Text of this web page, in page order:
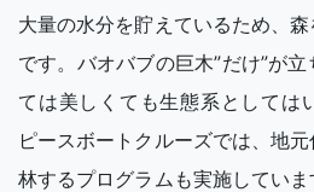
大量の水分を貯えているため、
です。バオバブの巨木”だけ”が
ては美しくても生態系としては
ピースボートクルーズでは、地
林するプログラムも実施してい